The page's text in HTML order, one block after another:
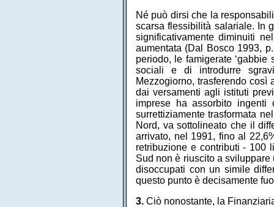
Né può dirsi che la
scarsa flessibilità salariale. In
significativamente diminuiti
aumentata (Dal Bosco 1993,
periodo, le famigerate
sociali e di introdurre
Mezzogiorno, trasferendo
dai versamenti agli istituti
imprese ha assorbito ingenti
surrettiziamente trasformata
Nord, va sottolineato che il
arrivato, nel 1991, fino al
retribuzione e contributi - 100
Sud non è riuscito a sviluppare
disoccupati con un simile
questo punto è decisamente
3. Ciò nonostante, la